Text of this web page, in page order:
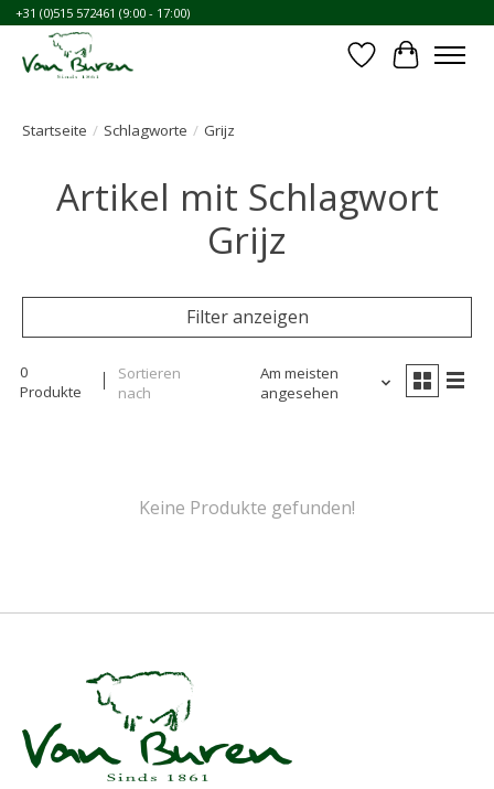
+31 (0)515 572461 (9:00 - 17:00)
Wunschzettel
Ihr
Startseite / Schlagworte / Grijz
Artikel mit Schlagwort
Grijz
Filter anzeigen
0
Produkte
Sortieren
nach
Am meisten
angesehen
Keine Produkte gefunden!